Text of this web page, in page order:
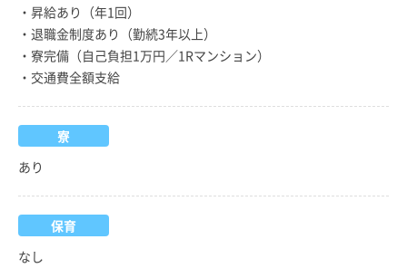
・昇給あり（年1回）
・退職金制度あり（勤続3年以上）
・寮完備（自己負担1万円／1Rマンション）
・交通費全額支給
寮
あり
保育
なし